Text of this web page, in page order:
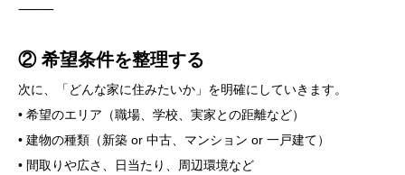
⸻
② 希望条件を整理する
次に、「どんな家に住みたいか」を明確にしていきます。
• 希望のエリア（職場、学校、実家との距離など）
• 建物の種類（新築 or 中古、マンション or 一戸建て）
• 間取りや広さ、日当たり、周辺環境など